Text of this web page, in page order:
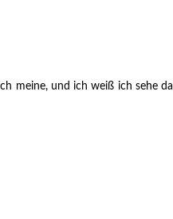
meine, und ich weiß ich sehe da